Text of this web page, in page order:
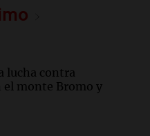
lucha contra
el monte Bromo y